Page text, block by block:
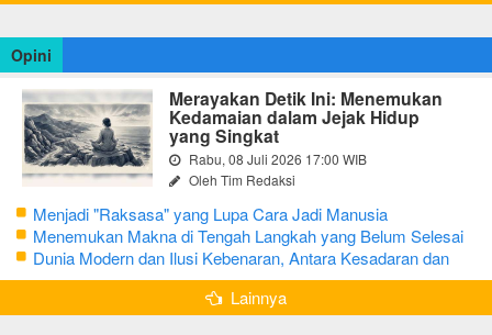
Opini
Merayakan Detik Ini: Menemukan
Kedamaian dalam Jejak Hidup
yang Singkat
Rabu, 08 Juli 2026 17:00 WIB
Oleh Tim Redaksi
Menjadi "Raksasa" yang Lupa Cara Jadi Manusia
Menemukan Makna di Tengah Langkah yang Belum Selesai
Dunia Modern dan Ilusi Kebenaran, Antara Kesadaran dan
terjebak Tipu Daya
Lainnya